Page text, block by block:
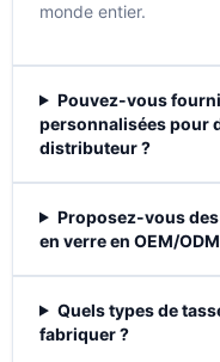
monde entier.
Pouvez-vous
personnalisées pour
distributeur ?
Proposez-vous
en verre en OEM/
Quels types de
fabriquer ?